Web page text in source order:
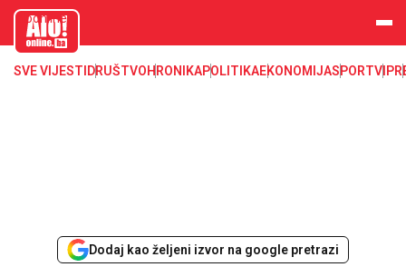
aloonline.b
SVE VIJESTI DRUŠTVOHRONIKAPOLITIKAEKONOMIJASPORTVIP
Dodaj kao željeni izvor na google pretrazi